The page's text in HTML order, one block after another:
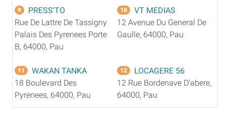
9
PRESS'TO
Rue De Lattre De Tassigny
Palais Des Pyrenees Porte
B, 64000, Pau
10
VT MEDIAS
12 Avenue Du General De
Gaulle, 64000, Pau
11
WAKAN TANKA
18 Boulevard Des
Pyrenees, 64000, Pau
12
LOCAGERE 56
12 Rue Bordenave D'abere,
64000, Pau